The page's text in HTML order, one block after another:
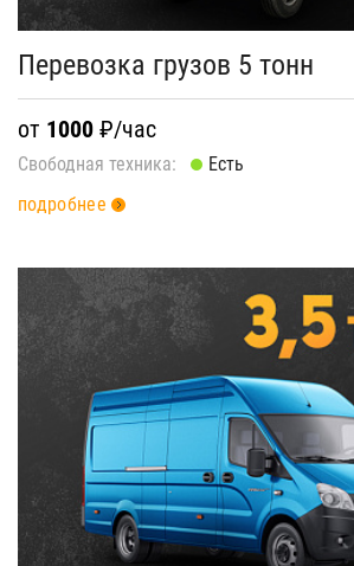
Перевозка грузов 5 тонн
от 1000 ₽/час
Свободная техника:
Есть
подробнее